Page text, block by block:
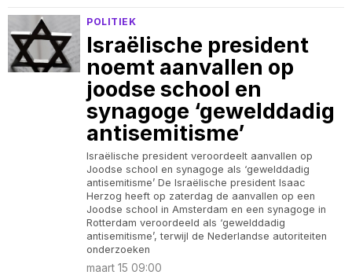
POLITIEK
Israëlische president
noemt aanvallen op
joodse school en
synagoge ‘gewelddadig
antisemitisme’
Israëlische president veroordeelt aanvallen op
Joodse school en synagoge als ‘gewelddadig
antisemitisme’ De Israëlische president Isaac
Herzog heeft op zaterdag de aanvallen op een
Joodse school in Amsterdam en een synagoge in
Rotterdam veroordeeld als ‘gewelddadig
antisemitisme’, terwijl de Nederlandse autoriteiten
onderzoeken
maart 15 09:00